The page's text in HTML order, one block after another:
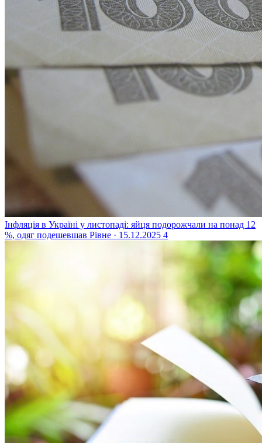
Інфляція в Україні у листопаді: яйця подорожчали на понад 12
%, одяг подешевшав Рівне · 15.12.2025 4